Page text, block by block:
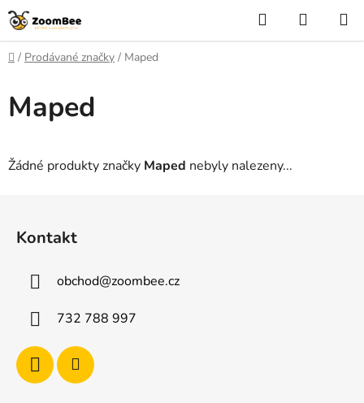
Přejít
na
obsah
Hledat
KOŠÍK
Domů
/ Prodávané značky / Maped
Maped
Žádné produkty značky Maped nebyly nalezeny...
Kontakt
obchod@zoombee.cz
732 788 997